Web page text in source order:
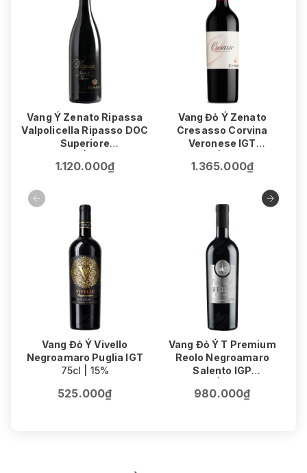
Vang Ý Zenato Ripassa
Valpolicella Ripasso DOC
Superiore
1.120.000₫
Vang Đỏ Ý Zenato
Cresasso Corvina
Veronese IGT
1.365.000₫
Vang Đỏ Ý Vivello
Negroamaro Puglia IGT
75cl | 15%
525.000₫
Vang Đỏ Ý T Premium
Reolo Negroamaro
Salento IGP
980.000₫